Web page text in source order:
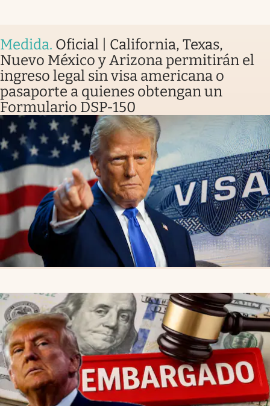
Medida. Oficial | California, Texas,
Nuevo México y Arizona permitirán el
ingreso legal sin visa americana o
pasaporte a quienes obtengan un
Formulario DSP-150